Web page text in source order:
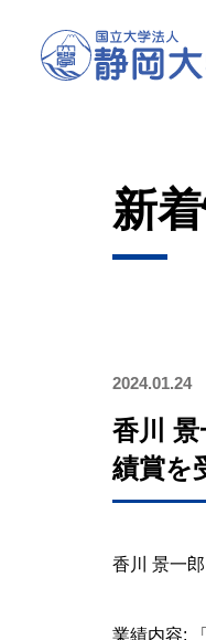
新
2024.01.24
香川
績賞を
香川 景一
業績内容: